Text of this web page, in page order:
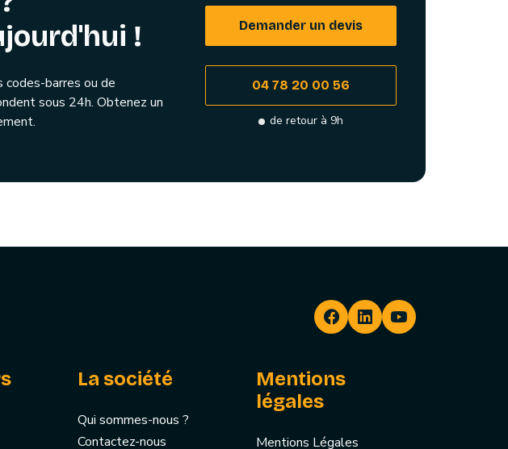
!
barres ou de
sous 24h. Obtenez un
Demander un devis
04 78 20 00 56
de retour à 9h
La société
Qui sommes-nous ?
Contactez-nous
Mentions
légales
Mentions Légales